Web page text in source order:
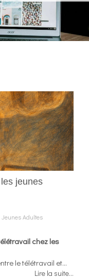
jeunes
Jeunes Adultes
chez les
le télétravail et...
Lire la suite...